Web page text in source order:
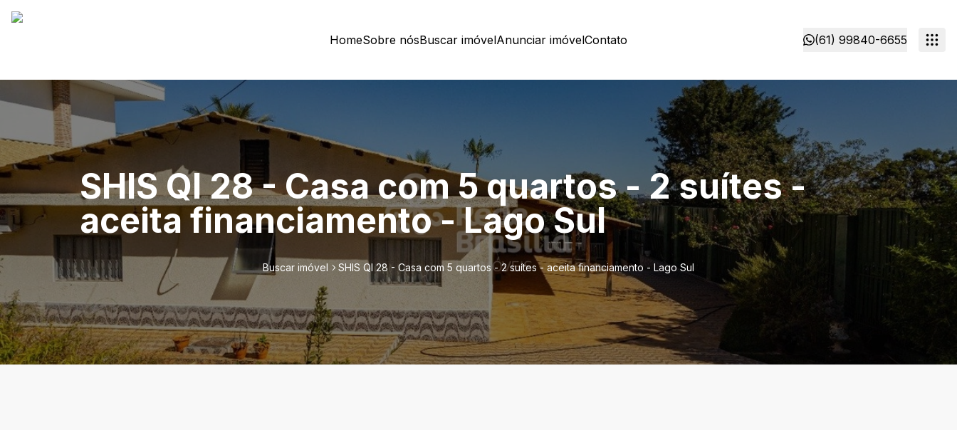
HomeSobre nósBuscar imóvelAnunciar imóvelContato (61) 99840-6655
SHIS QI 28 - Casa com 5 quartos - 2 suítes -
aceita financiamento - Lago Sul
Buscar imóvel SHIS QI 28 - Casa com 5 quartos - 2 suítes - aceita financiamento - Lago Sul